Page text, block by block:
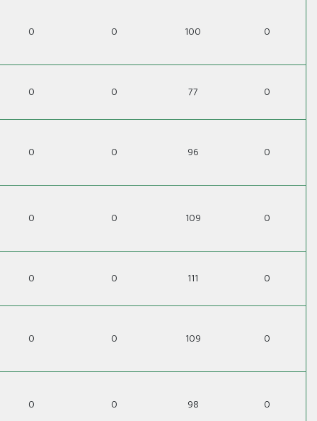
0 0 100 0
0 0 77 0
0 0 96 0
0 0 109 0
0 0 111 0
0 0 109 0
0 0 98 0